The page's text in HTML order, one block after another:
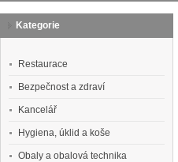
Kategorie
Restaurace
Bezpečnost a zdraví
Kancelář
Hygiena, úklid a koše
Obaly a obalová technika